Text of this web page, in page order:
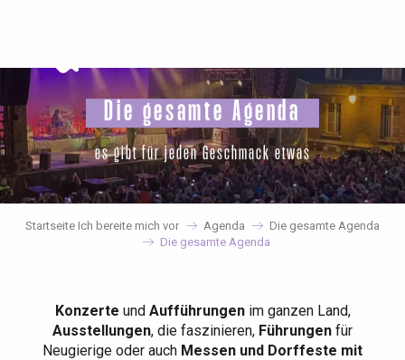
principal
Die gesamte Agenda
es gibt für jeden Geschmack etwas
Startseite Ich bereite mich vor Agenda
Die gesamte Agenda
Die gesamte Agenda
Konzerte und Aufführungenim ganzen Land,
Ausstellungen, die faszinieren, Führungen für
Neugierige oder auch Messen und Dorffeste mit